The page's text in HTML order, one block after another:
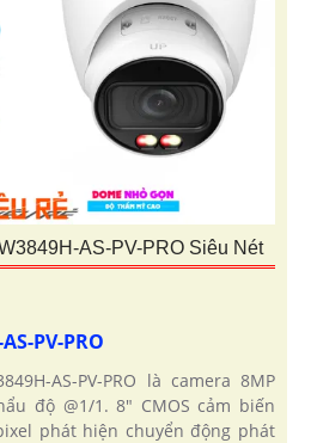
AS-PV-PRO Siêu Nét
PV-PRO
AS-PV-PRO là camera 8MP
độ @1/1. 8" CMOS cảm biến
phát hiện chuyển động phát